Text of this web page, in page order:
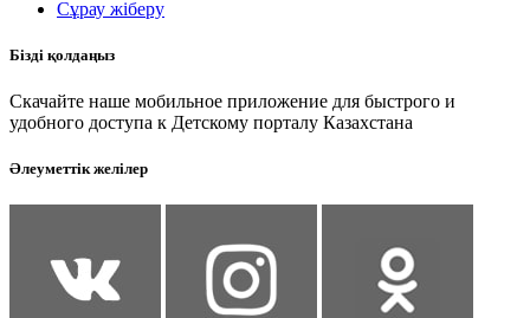
Сұрау жіберу
Бізді қолдаңыз
Скачайте наше мобильное приложение для быстрого и
удобного доступа к Детскому порталу Казахстана
Әлеуметтік желілер